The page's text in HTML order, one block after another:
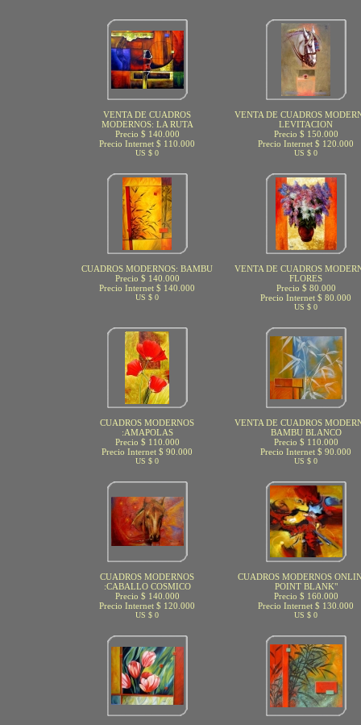
VENTA DE CUADROS
MODERNOS: LA RUTA
Precio $ 140.000
Precio Internet $ 110.000
US $ 0
VENTA DE CUADROS
LEVITACION
Precio $ 150.000
Precio Internet $ 120.000
US $ 0
CUADROS MODERNOS: BAMBU
Precio $ 140.000
Precio Internet $ 140.000
US $ 0
VENTA DE CUADROS
FLORES
Precio $ 80.000
Precio Internet $ 80.000
US $ 0
CUADROS MODERNOS
:AMAPOLAS
Precio $ 110.000
Precio Internet $ 90.000
US $ 0
VENTA DE CUADROS
BAMBU BLANCO
Precio $ 110.000
Precio Internet $ 90.000
US $ 0
CUADROS MODERNOS
:CABALLO COSMICO
Precio $ 140.000
Precio Internet $ 120.000
US $ 0
CUADROS MODERNOS
POINT BLANK"
Precio $ 160.000
Precio Internet $ 130.000
US $ 0